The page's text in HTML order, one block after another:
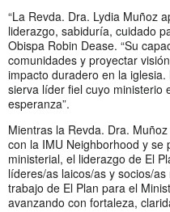
“La Revda. Dra. Lydia Muñoz
liderazgo, sabiduría, cuidado
Obispa Robin Dease. “Su
comunidades y proyectar
impacto duradero en la
sierva líder fiel cuyo ministerio
esperanza”.
Mientras la Revda. Dra.
con la IMU Neighborhood y
ministerial, el liderazgo de El
líderes/as laicos/as y socios/
trabajo de El Plan para el
avanzando con fortaleza,